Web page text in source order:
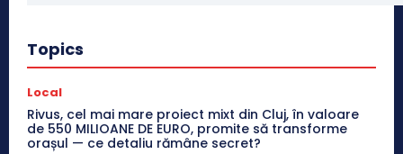
Topics
Local
Rivus, cel mai mare proiect mixt din Cluj, în valoare
de 550 MILIOANE DE EURO, promite să transforme
orașul — ce detaliu rămâne secret?